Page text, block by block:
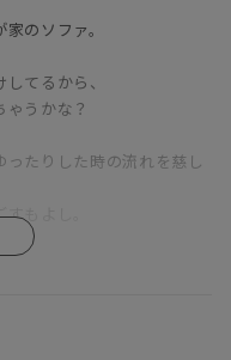
のソファ。
てるから、
うかな？
たりした時の流れを慈し
もよし。
。